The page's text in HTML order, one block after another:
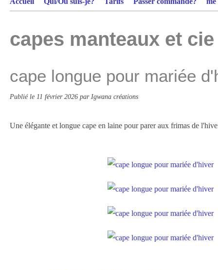
capes manteaux et cie
cape longue pour mariée
Publié le 11 février 2026 par Igwana créations
Une élégante et longue cape en laine pour parer aux frimas de